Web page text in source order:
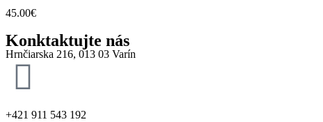
45.00€
Konktaktujte nás
Hrnčiarska 216, 013 03 Varín
+421 911 543 192